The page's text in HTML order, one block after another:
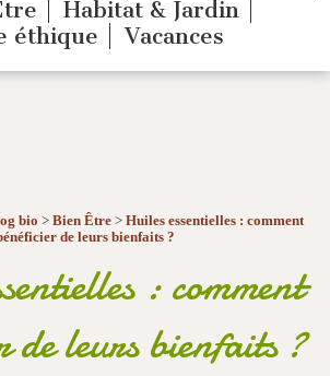
Habitat & Jardin
éthique
Vacances
bio > Bien Être> Huiles essentielles : comment
de leurs bienfaits ?
: comment
de leurs bienfaits ?